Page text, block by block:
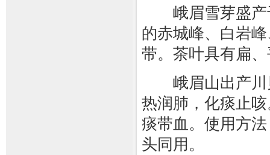
峨眉雪芽盛产
的赤城峰、白岩
带。茶叶具有扁
峨眉山出产川
热润肺，化痰止
痰带血。使用方
头同用。